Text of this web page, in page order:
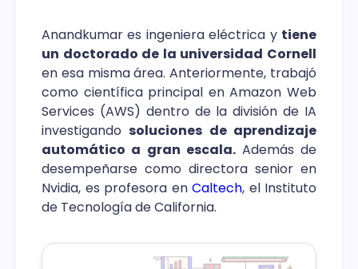
Anandkumar es ingeniera eléctrica y tiene
un doctorado de la universidad Cornell
en esa misma área. Anteriormente, trabajó
como científica principal en Amazon Web
Services (AWS) dentro de la división de IA
investigandosoluciones de aprendizaje
automático a gran escala. Además de
desempeñarse como directora senior en
Nvidia, es profesora en Caltech, el Instituto
de Tecnología de California.